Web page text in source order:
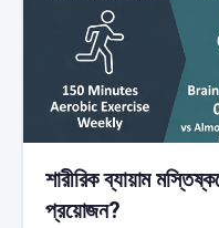
শারীরিক ব্যায়াম
প্রয়োজন?